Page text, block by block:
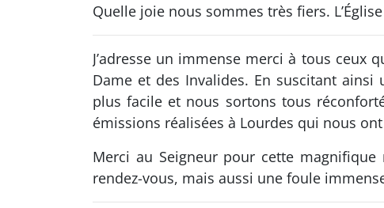
Quelle joie nous sommes très fiers.
J’adresse un immense merci à tous ceux
Dame et des Invalides. En suscitant ainsi
plus facile et nous sortons tous
émissions réalisées à Lourdes qui nous
Merci au Seigneur pour cette magnifique
rendez-vous, mais aussi une foule